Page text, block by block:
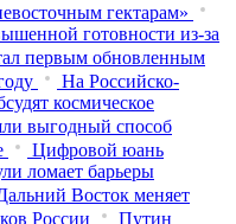
гектарам»
готовности из‑за
первым обновленным
На Российско-
космическое
выгодный способ
Цифровой юань
ломает барьеры
Восток меняет
России
Путин